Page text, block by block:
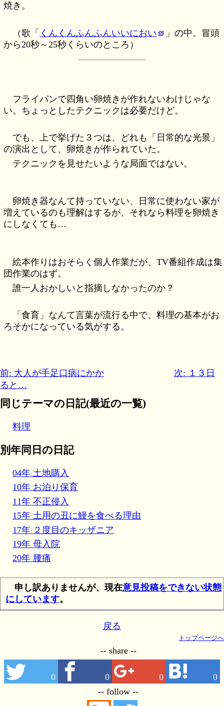
焼き。
（歌「 くんくんふんふんいいにおい
」の中。冒頭
から20秒～25秒くらいのところ）
フライパンで四角い卵焼きが作れないわけじゃな
い。ちょっとしたテクニックは必要だけど。
でも、上で挙げた３つは、どれも「日常的な光景」
の演出として、卵焼きが作られていた。
テクニックを見せたいような局面ではない。
卵焼き器なんて持っていない、日常に使わない家が
増えているのも理解はするが、それなら料理を卵焼き
にしなくても…
絵本作りはおそらく個人作業だが、TV番組作成は集
団作業のはず。
誰一人おかしいと指摘しなかったのか？
「食育」なんて言葉が流行る中で、料理の基本がお
ろそかになっている気がする。
前: 大人が手足口病にかか
ると…
次: １３日
同じテーマの日記(最近の一覧)
料理
別年同日の日記
04年 土地購入
10年 お泊り保育
11年 不正侵入
15年 土用の丑に鰻を食べる理由
17年 ２度目のキッザニア
19年 母入院
20年 腰痛
申し訳ありませんが、現在意見投稿をできない状態
にしています。
戻る
トップページへ
-- share --
0 0 0 0
-- follow --